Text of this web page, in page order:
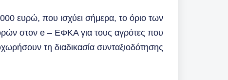
ευρώ, που ισχύει σήμερα, το όριο των
στον e – ΕΦΚΑ για τους αγρότες που
τη διαδικασία συνταξιοδότησης.